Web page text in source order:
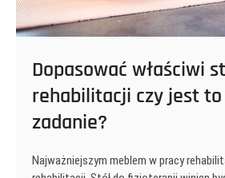
Dopasować właściwi
rehabilitacji czy jest to
zadanie?
Najważniejszym meblem w pracy